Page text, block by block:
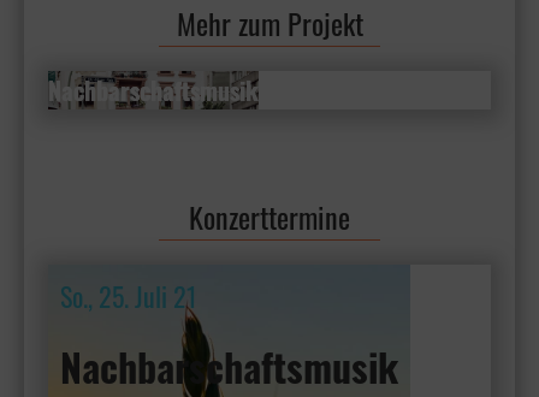
Mehr zum Projekt
Nachbarschaftsmusik
Nachbarschaftsmusik
Konzerttermine
So., 25. Juli 21
Nachbarschaftsmusik